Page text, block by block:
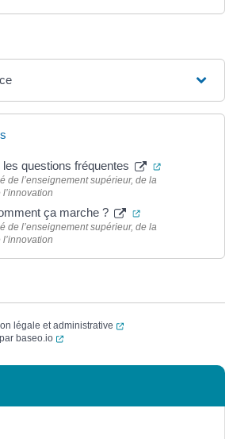
questions fréquentes (ouverture
de l’enseignement supérieur, de la
ça marche ? (ouverture dans
de l’enseignement supérieur, de la
légale et administrative
(ouverture dans un
baseo.io (ouverture dans un nouvel onglet)